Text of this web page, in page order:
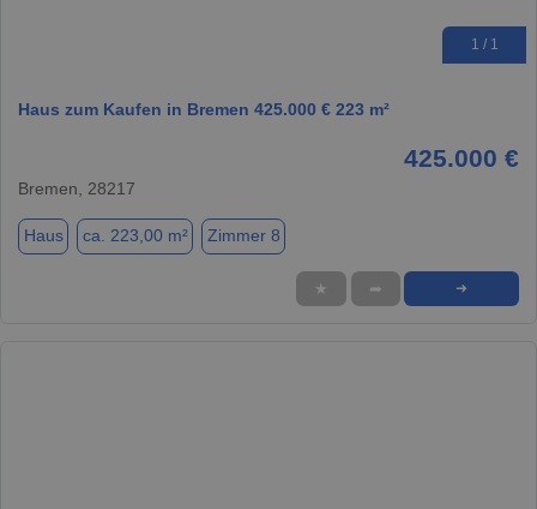
1 / 1
Haus zum Kaufen in Bremen 425.000 € 223 m²
425.000 €
Bremen, 28217
Haus ca. 223,00 m² Zimmer 8
★ ➦ ➜